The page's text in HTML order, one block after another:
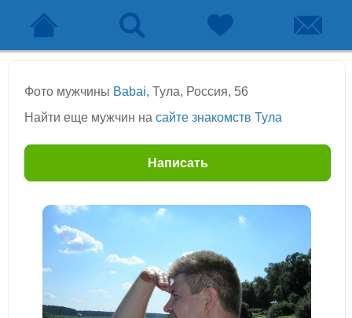
Фото мужчины Babai, Тула, Россия, 56
Найти еще мужчин на сайте знакомств Тула
Написать